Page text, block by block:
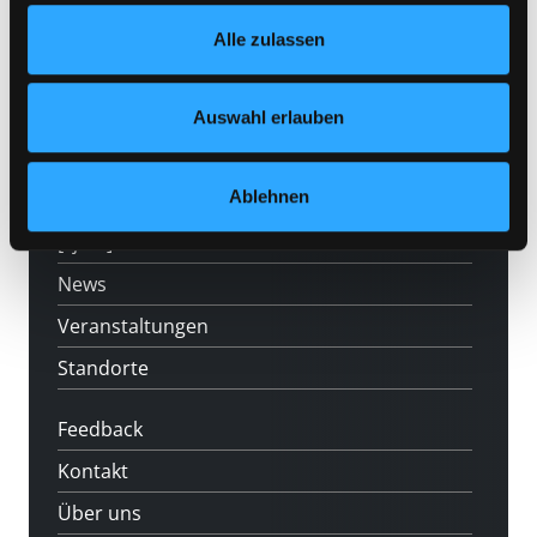
Footer unter „Cookies“ die gesetzte Zustimmung
jederzeit widerrufen und Ihre Einstellungen verändern.
Nähere Informationen finden Sie in unserer
Alle zulassen
Auswahl erlauben
Ablehnen
Hotline (Mo-Fr 9 bis 17 Uhr): 0316 872-
Angebote
News
Veranstaltungen
Standorte
Feedback
Kontakt
Über uns